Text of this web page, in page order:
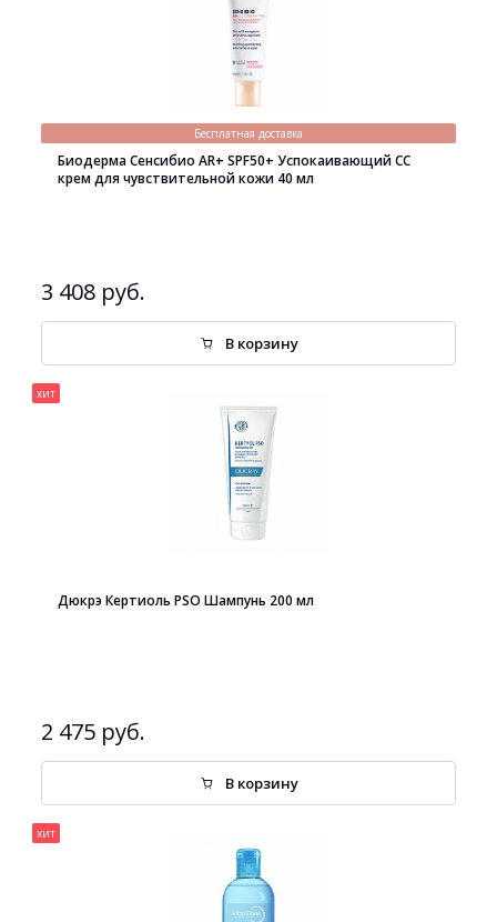
Бесплатная доставка
Биодерма Сенсибио AR+ SPF50+ Успокаивающий СС
крем для чувствительной кожи 40 мл
3 408 руб.
В корзину
хит
Дюкрэ Кертиоль PSO Шампунь 200 мл
2 475 руб.
В корзину
хит